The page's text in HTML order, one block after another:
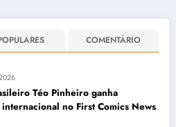
COMENTÁRIO
Téo Pinheiro ganha
no First Comics News